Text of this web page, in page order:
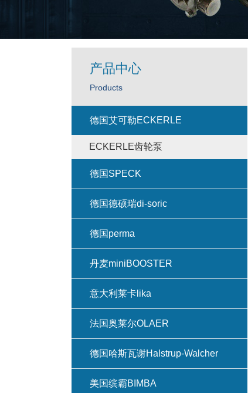
产品中心
Products
德国艾可勒ECKERLE
ECKERLE齿轮泵
德国SPECK
德国德硕瑞di-soric
德国perma
丹麦miniBOOSTER
意大利莱卡lika
法国奥莱尔OLAER
德国哈斯瓦谢Halstrup-Walcher
美国缤霸BIMBA